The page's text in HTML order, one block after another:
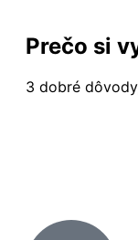
Prečo si
3 dobré